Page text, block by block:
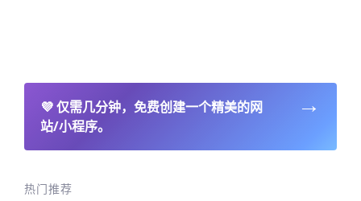
💜仅需几分钟，免费创建一个精美的网
站/小程序。
→
热门推荐